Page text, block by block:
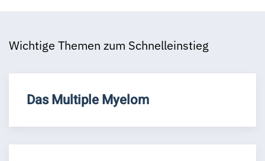
Wichtige Themen zum Schnelleinstieg
Das Multiple Myelom